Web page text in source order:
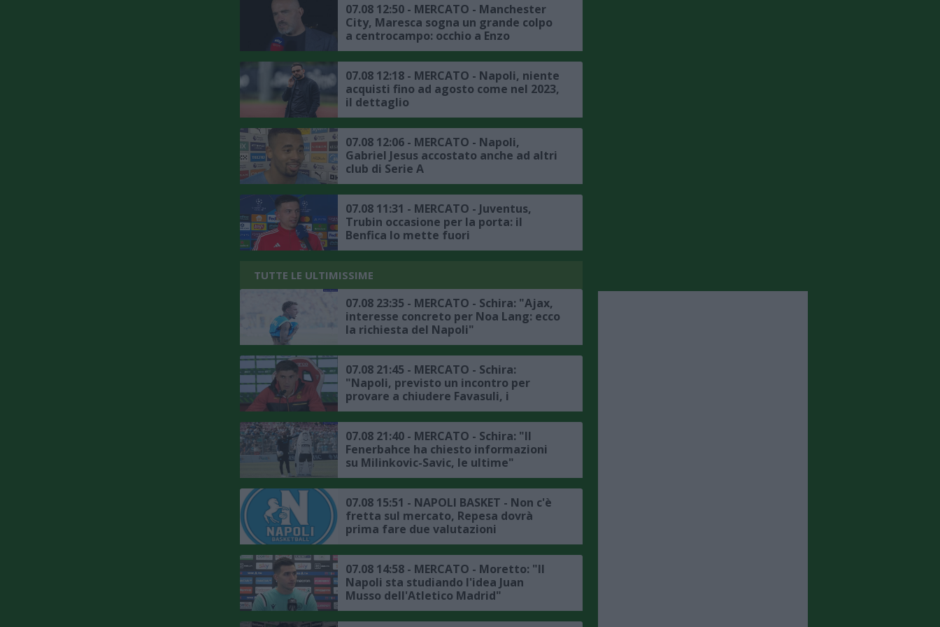
07.08 12:50 - MERCATO - Manchester
City, Maresca sogna un grande colpo
a centrocampo: occhio a Enzo
Fernandez
07.08 12:18 - MERCATO - Napoli, niente
acquisti fino ad agosto come nel 2023,
il dettaglio
07.08 12:06 - MERCATO - Napoli,
Gabriel Jesus accostato anche ad altri
club di Serie A
07.08 11:31 - MERCATO - Juventus,
Trubin occasione per la porta: il
Benfica lo mette fuori
TUTTE LE ULTIMISSIME
07.08 23:35 - MERCATO - Schira: "Ajax,
interesse concreto per Noa Lang: ecco
la richiesta del Napoli"
07.08 21:45 - MERCATO - Schira:
"Napoli, previsto un incontro per
provare a chiudere Favasuli, i
dettagli"
07.08 21:40 - MERCATO - Schira: "Il
Fenerbahce ha chiesto informazioni
su Milinkovic-Savic, le ultime"
07.08 15:51 - NAPOLI BASKET - Non c'è
fretta sul mercato, Repesa dovrà
prima fare due valutazioni
07.08 14:58 - MERCATO - Moretto: "Il
Napoli sta studiando l'idea Juan
Musso dell'Atletico Madrid"